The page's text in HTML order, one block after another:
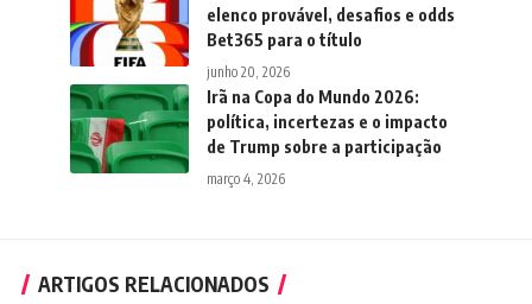
elenco provável, desafios e odds
Bet365 para o título
junho 20, 2026
Irã na Copa do Mundo 2026:
política, incertezas e o impacto
de Trump sobre a participação
março 4, 2026
ARTIGOS RELACIONADOS